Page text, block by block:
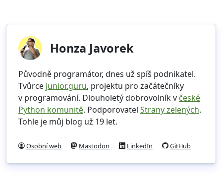
Honza Javorek
Původně programátor, dnes už spíš podnikatel.
Tvůrce junior.guru, projektu pro začátečníky
v programování. Dlouholetý dobrovolník v české
Python komunitě. Podporovatel Strany zelených.
Tohle je můj blog už 19 let.
Osobní web Mastodon LinkedIn GitHub